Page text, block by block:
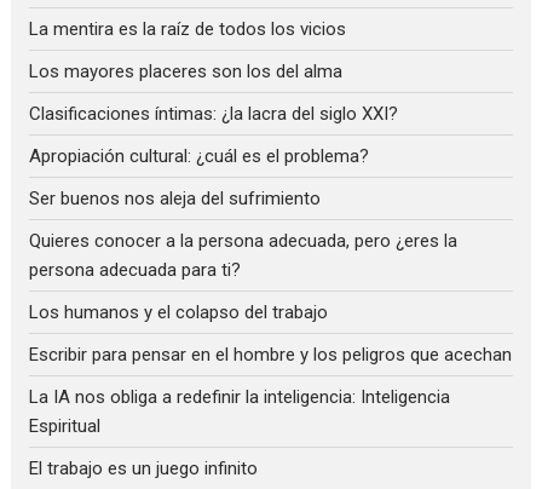
La mentira es la raíz de todos los vicios
Los mayores placeres son los del alma
Clasificaciones íntimas: ¿la lacra del siglo XXI?
Apropiación cultural: ¿cuál es el problema?
Ser buenos nos aleja del sufrimiento
Quieres conocer a la persona adecuada, pero ¿eres la
persona adecuada para ti?
Los humanos y el colapso del trabajo
Escribir para pensar en el hombre y los peligros que acechan
La IA nos obliga a redefinir la inteligencia: Inteligencia
Espiritual
El trabajo es un juego infinito